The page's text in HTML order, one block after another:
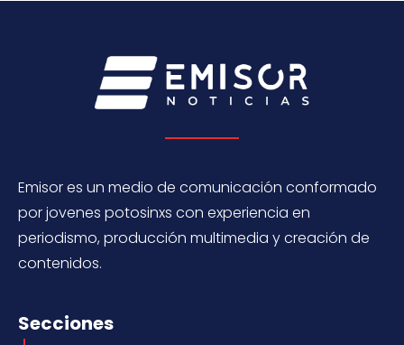
Emisor es un medio de comunicación conformado
por jovenes potosinxs con experiencia en
periodismo, producción multimedia y creación de
contenidos.
Secciones